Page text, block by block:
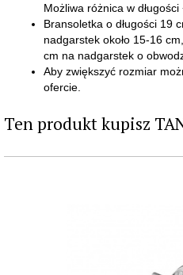
Możliwa różnica w długości
Bransoletka o długości 19
nadgarstek około 15-16
cm na nadgarstek o
Aby zwiększyć rozmiar
ofercie.
Ten produkt kupisz